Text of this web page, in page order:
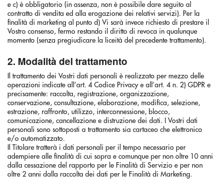
e c) è obbligatorio (in assenza, non è possibile dare seguito al
contratto di vendita ed alla erogazione dei relativi servizi). Per la
finalità di marketing al punto d) Vi sarà invece richiesto di prestare il
Vostro consenso, fermo restando il diritto di revoca in qualunque
momento (senza pregiudicare la liceità del precedente trattamento).
2. Modalità del trattamento
Il trattamento dei Vostri dati personali è realizzato per mezzo delle
operazioni indicate all’art. 4 Codice Privacy e all’art. 4 n. 2) GDPR e
precisamente: raccolta, registrazione, organizzazione,
conservazione, consultazione, elaborazione, modifica, selezione,
estrazione, raffronto, utilizzo, interconnessione, blocco,
comunicazione, cancellazione e distruzione dei dati. I Vostri dati
personali sono sottoposti a trattamento sia cartaceo che elettronico
e/o automatizzato.
Il Titolare tratterà i dati personali per il tempo necessario per
adempiere alle finalità di cui sopra e comunque per non oltre 10 anni
dalla cessazione del rapporto per le Finalità di Servizio e per non
oltre 2 anni dalla raccolta dei dati per le Finalità di Marketing.